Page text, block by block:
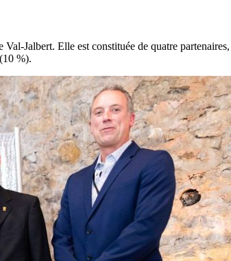
Jalbert. Elle est constituée de quatre
%).